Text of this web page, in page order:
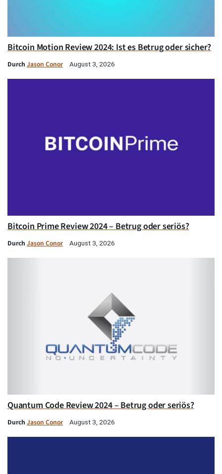
Bitcoin Motion Review 2024: Ist es Betrug oder sicher?
Durch Jason Conor August 3, 2026
Bitcoin Prime Review 2024 – Betrug oder seriös?
Durch Jason Conor August 3, 2026
Quantum Code Review 2024 – Betrug oder seriös?
Durch Jason Conor August 3, 2026